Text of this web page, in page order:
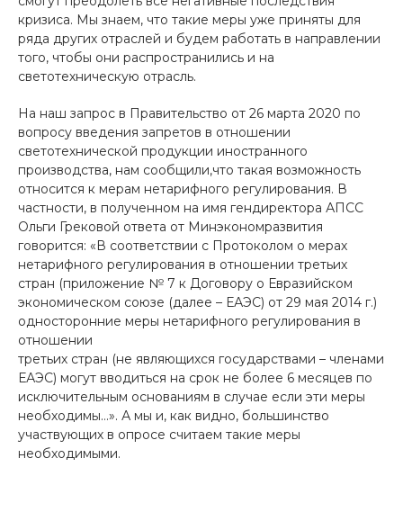
кризиса. Мы знаем, что такие меры уже приняты для
ряда других отраслей и будем работать в направлении
того, чтобы они распространились и на
светотехническую отрасль.
На наш запрос в Правительство от 26 марта 2020 по
вопросу введения запретов в отношении
светотехнической продукции иностранного
производства, нам сообщили,что такая возможность
относится к мерам нетарифного регулирования. В
частности, в полученном на имя гендиректора АПСС
Ольги Грековой ответа от Минэкономразвития
говорится: «В соответствии с Протоколом о мерах
нетарифного регулирования в отношении третьих
стран (приложение № 7 к Договору о Евразийском
экономическом союзе (далее – ЕАЭС) от 29 мая 2014 г.)
односторонние меры нетарифного регулирования в
отношении
третьих стран (не являющихся государствами – членами
ЕАЭС) могут вводиться на срок не более 6 месяцев по
исключительным основаниям в случае если эти меры
необходимы…». А мы и, как видно, большинство
участвующих в опросе считаем такие меры
необходимыми.